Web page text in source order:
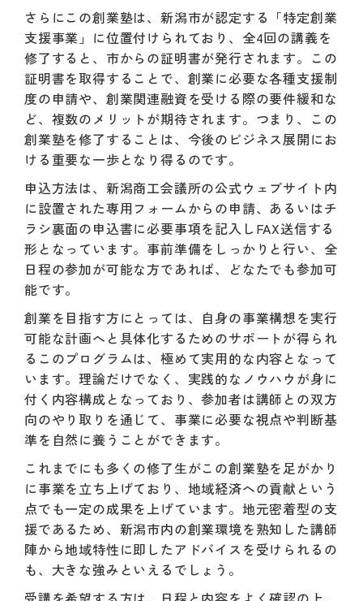
さらにこの創業塾は、新潟市が認定する「特定創業
支援事業」に位置付けられており、全4回の講義を
修了すると、市からの証明書が発行されます。この
証明書を取得することで、創業に必要な各種支援制
度の申請や、創業関連融資を受ける際の要件緩和な
ど、複数のメリットが期待されます。つまり、この
創業塾を修了することは、今後のビジネス展開にお
ける重要な一歩となり得るのです。
申込方法は、新潟商工会議所の公式ウェブサイト内
に設置された専用フォームからの申請、あるいはチ
ラシ裏面の申込書に必要事項を記入しFAX送信する
形となっています。事前準備をしっかりと行い、全
日程の参加が可能な方であれば、どなたでも参加可
能です。
創業を目指す方にとっては、自身の事業構想を実行
可能な計画へと具体化するためのサポートが得られ
るこのプログラムは、極めて実用的な内容となって
います。理論だけでなく、実践的なノウハウが身に
付く内容構成となっており、参加者は講師との双方
向のやり取りを通じて、事業に必要な視点や判断基
準を自然に養うことができます。
これまでにも多くの修了生がこの創業塾を足がかり
に事業を立ち上げており、地域経済への貢献という
点でも一定の成果を上げています。地元密着型の支
援であるため、新潟市内の創業環境を熟知した講師
陣から地域特性に即したアドバイスを受けられるの
も、大きな強みといえるでしょう。